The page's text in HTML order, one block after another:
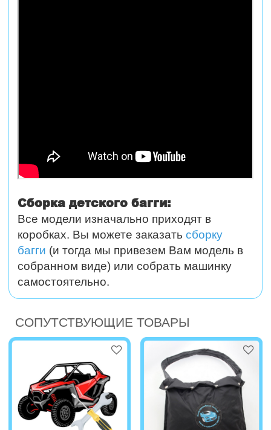
Сборка детского багги:
Все модели изначально приходят в
коробках. Вы можете заказать сборку
багги (и тогда мы привезем Вам модель в
собранном виде) или собрать машинку
самостоятельно.
СОПУТСТВУЮЩИЕ ТОВАРЫ